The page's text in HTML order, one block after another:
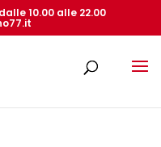
10.00 alle 22.00